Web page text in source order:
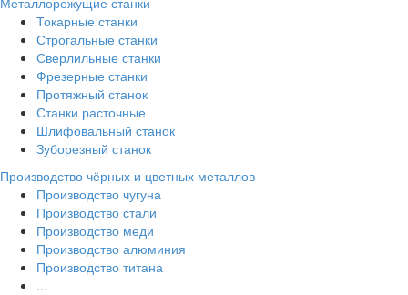
Токарные станки
Строгальные станки
Сверлильные станки
Фрезерные станки
Протяжный станок
Станки расточные
Шлифовальный станок
Зуборезный станок
Производство чёрных и цветных металлов
Производство чугуна
Производство стали
Производство меди
Производство алюминия
Производство титана
...